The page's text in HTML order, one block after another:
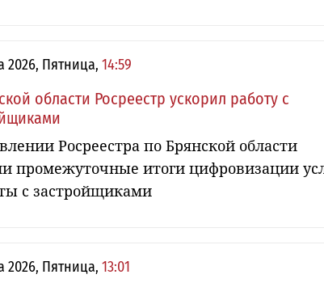
2026, Пятница, 14:59
области Росреестр ускорил работу с
Росреестра по Брянской области
промежуточные итоги цифровизации
с застройщиками
2026, Пятница, 13:01